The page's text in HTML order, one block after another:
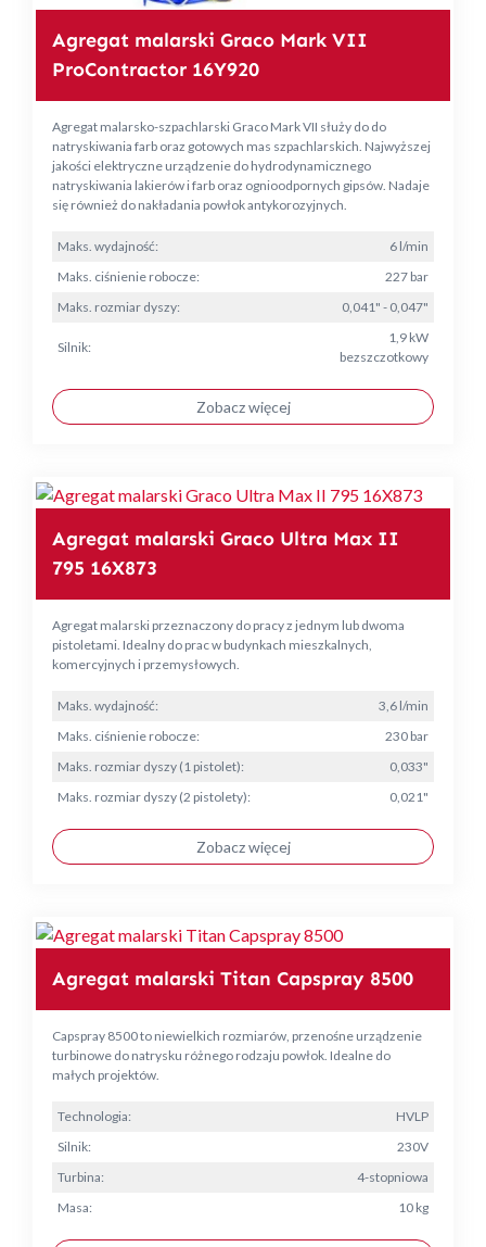
Agregat malarski Graco Mark VII
ProContractor 16Y920
Agregat malarsko-szpachlarski Graco Mark VII służy do do
natryskiwania farb oraz gotowych mas szpachlarskich. Najwyższej
jakości elektryczne urządzenie do hydrodynamicznego
natryskiwania lakierów i farb oraz ognioodpornych gipsów. Nadaje
się również do nakładania powłok antykorozyjnych.
Maks. wydajność:
6 l/min
Maks. ciśnienie robocze:
227 bar
Maks. rozmiar dyszy:
0,041" - 0,047"
Silnik:
1,9 kW
bezszczotkowy
Zobacz więcej
Agregat malarski Graco Ultra Max II
795 16X873
Agregat malarski przeznaczony do pracy z jednym lub dwoma
pistoletami. Idealny do prac w budynkach mieszkalnych,
komercyjnych i przemysłowych.
Maks. wydajność:
3,6 l/min
Maks. ciśnienie robocze:
230 bar
Maks. rozmiar dyszy (1 pistolet):
0,033"
Maks. rozmiar dyszy (2 pistolety):
0,021"
Zobacz więcej
Agregat malarski Titan Capspray 8500
Capspray 8500 to niewielkich rozmiarów, przenośne urządzenie
turbinowe do natrysku różnego rodzaju powłok. Idealne do
małych projektów.
Technologia:
HVLP
Silnik:
230V
Turbina:
4-stopniowa
Masa:
10 kg